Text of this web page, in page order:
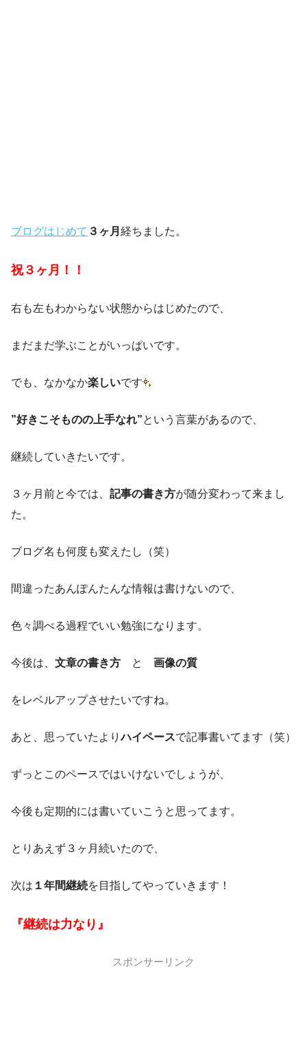
ブログはじめて ３ヶ月 経ちました。
祝３ヶ月！！
右も左もわからない状態からはじめたので、
まだまだ学ぶことがいっぱいです。
でも、なかなか楽しいです
”好きこそものの上手なれ”という言葉があるので、
継続していきたいです。
３ヶ月前と今では、 記事の書き方が随分変わって来まし
た。
ブログ名も何度も変えたし（笑）
間違ったあんぽんたんな情報は書けないので、
色々調べる過程でいい勉強になります。
今後は、 文章の書き方 と 画像の質
をレベルアップさせたいですね。
あと、思っていたよりハイペースで記事書いてます（笑）
ずっとこのペースではいけないでしょうが、
今後も定期的には書いていこうと思ってます。
とりあえず３ヶ月続いたので、
次は １年間継続を目指してやっていきます！
『継続は力なり』
スポンサーリンク